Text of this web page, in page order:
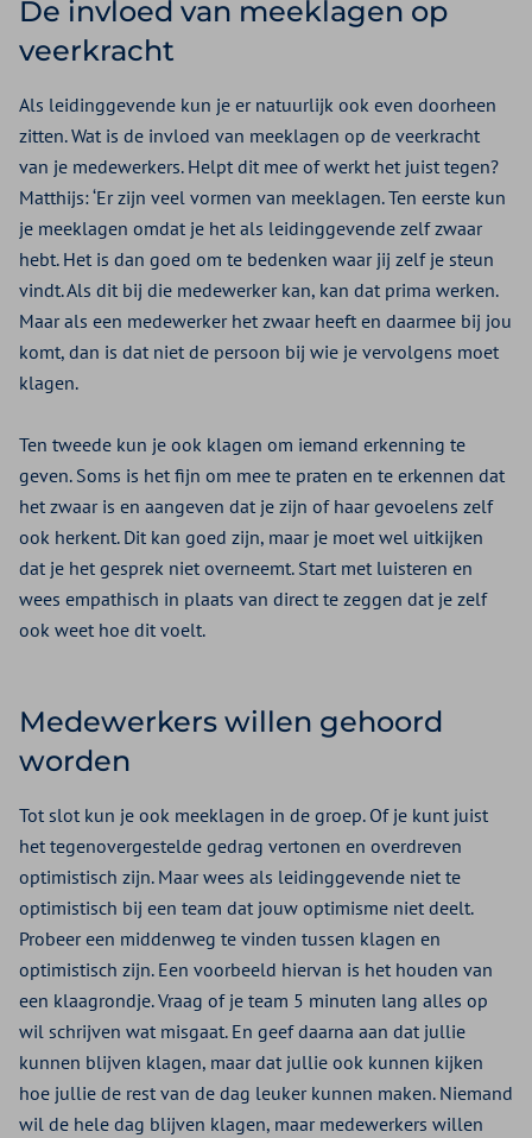
De invloed van meeklagen op
veerkracht
Als leidinggevende kun je er natuurlijk ook even doorheen
zitten. Wat is de invloed van meeklagen op de veerkracht
van je medewerkers. Helpt dit mee of werkt het juist tegen?
Matthijs: ‘Er zijn veel vormen van meeklagen. Ten eerste kun
je meeklagen omdat je het als leidinggevende zelf zwaar
hebt. Het is dan goed om te bedenken waar jij zelf je steun
vindt. Als dit bij die medewerker kan, kan dat prima werken.
Maar als een medewerker het zwaar heeft en daarmee bij jou
komt, dan is dat niet de persoon bij wie je vervolgens moet
klagen.
Ten tweede kun je ook klagen om iemand erkenning te
geven. Soms is het fijn om mee te praten en te erkennen dat
het zwaar is en aangeven dat je zijn of haar gevoelens zelf
ook herkent. Dit kan goed zijn, maar je moet wel uitkijken
dat je het gesprek niet overneemt. Start met luisteren en
wees empathisch in plaats van direct te zeggen dat je zelf
ook weet hoe dit voelt.
Medewerkers willen gehoord
worden
Tot slot kun je ook meeklagen in de groep. Of je kunt juist
het tegenovergestelde gedrag vertonen en overdreven
optimistisch zijn. Maar wees als leidinggevende niet te
optimistisch bij een team dat jouw optimisme niet deelt.
Probeer een middenweg te vinden tussen klagen en
optimistisch zijn. Een voorbeeld hiervan is het houden van
een klaagrondje. Vraag of je team 5 minuten lang alles op
wil schrijven wat misgaat. En geef daarna aan dat jullie
kunnen blijven klagen, maar dat jullie ook kunnen kijken
hoe jullie de rest van de dag leuker kunnen maken. Niemand
wil de hele dag blijven klagen, maar medewerkers willen